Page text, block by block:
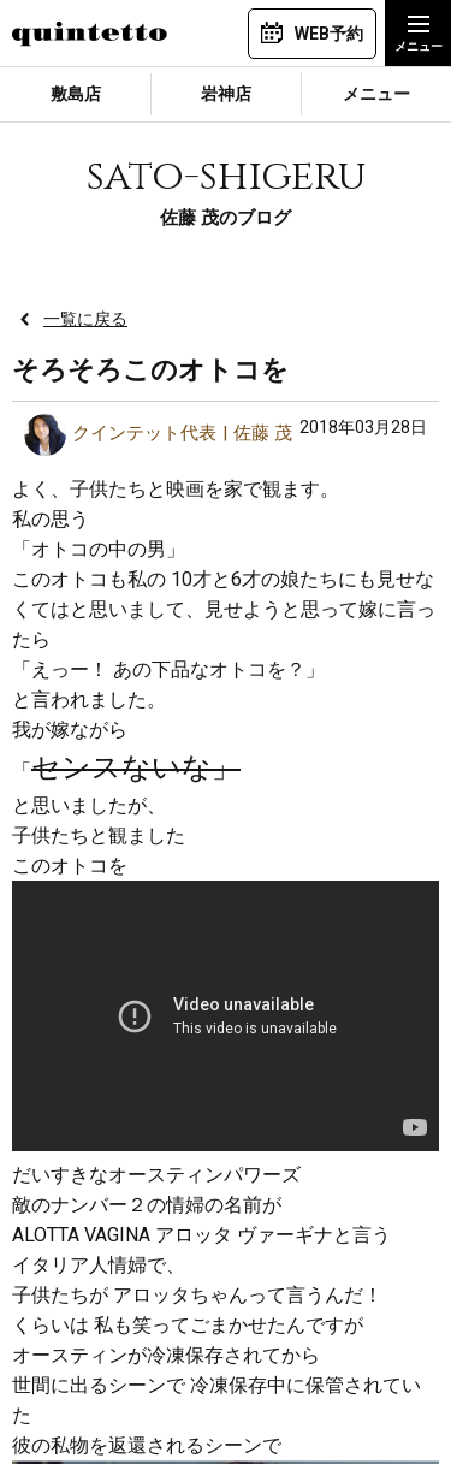
WEB予約
敷島店 岩神店 メニュー
sato-shigeru
佐藤 茂のブログ
一覧に戻る
そろそろこのオトコを
クインテット代表 佐藤 茂 2018年03月28日
よく、子供たちと映画を家で観ます。
私の思う
「オトコの中の男」
このオトコも私の 10才と6才の娘たちにも見せな
くてはと思いまして、見せようと思って嫁に言っ
たら
「えっー！ あの下品なオトコを？」
と言われました。
我が嫁ながら
「センスないな」
と思いましたが、
子供たちと観ました
このオトコを
だいすきなオースティンパワーズ
敵のナンバー２の情婦の名前が
ALOTTA VAGINA アロッタ ヴァーギナと言う
イタリア人情婦で、
子供たちが アロッタちゃんって言うんだ！
くらいは 私も笑ってごまかせたんですが
オースティンが冷凍保存されてから
世間に出るシーンで 冷凍保存中に保管されてい
た
彼の私物を返還されるシーンで